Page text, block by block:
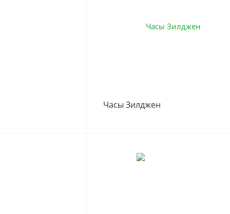
Часы Зилджен